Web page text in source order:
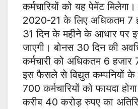
कर्मचारियों को यह पेमेंट
2020-21 के लिए अधिकतम 7
31 दिन के महीने के आधार पर
जाएगी। बोनस 30 दिन की
कर्मचारी को अधिकतम 6 हजार
इस फैसले से विद्युत कम्पनियों
700 कर्मचारियों को फायदा
करीब 40 करोड़ रुपए का